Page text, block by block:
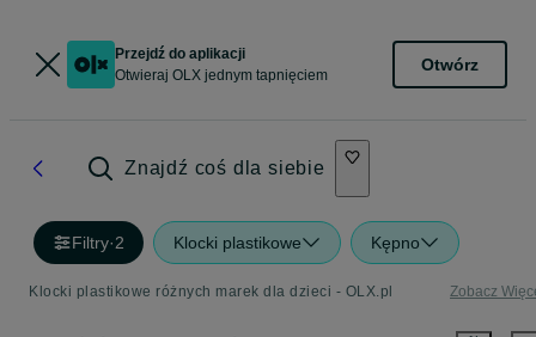
Przejdź do aplikacji
Otwieraj OLX jednym tapnięciem
Otwórz
Znajdź coś dla siebie
Filtry·2 Klocki plastikowe Kępno
Klocki plastikowe różnych marek dla dzieci - OLX.pl Zobacz